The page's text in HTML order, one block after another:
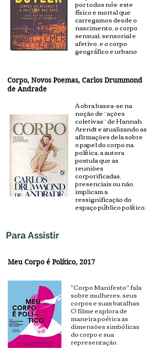
por todos nós: este
físico e mortal que
carregamos desde o
nascimento, o corpo
sensual, sensorial e
afetivo, e o corpo
geográfico e urbano
Corpo, Novos Poemas, Carlos Drummond
de Andrade
A obra basea-se na
noção de “ações
coletivas” de Hannah
Arendt e atualizando as
afirmações dela sobre
o papel do corpo na
política, a autora
postula que as
reuniões
corporificadas,
presenciais ou não,
implicam a
ressignificação do
espaço público político.
Para Assistir
Meu Corpo é Político, 2017
"Corpo Manifesto" fala
sobre mulheres, seus
corpos e suas batalhas.
O filme explora de
maneira poética as
dimensões simbólicas
do corpo e sua
representação.